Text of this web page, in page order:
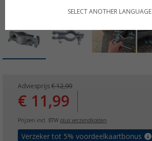
Adviesprijs € 12,99
€ 11,99
Prijzen incl. BTW plus verzendkosten
Verzeker tot 5% voordeelkaartbonus
SELECT ANOTHER LANGUAGE